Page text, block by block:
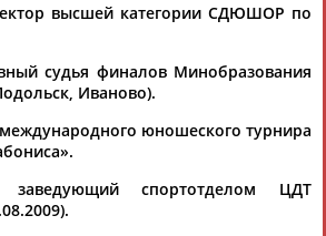
и таблицу подготовил 13.05.2019 г.
Описание: 29 мая 2014 года,...
агентство СТАДИОН
Т или ещё раз – "изыск" в
"РС"
методам БОЖЕСТВЕННОЕ ЧУДО.
Филиппов
склоку "нескольких
" из системы. На деле, это
высшей категории СДЮШОР по
судья финалов Минобразования
Иваново).
международного юношеского турнира
спортотделом ЦДТ